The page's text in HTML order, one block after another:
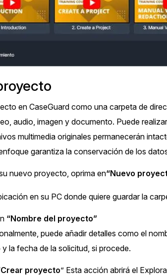
Transcripción y Traducción
cualquier audio o video de más de 50
idiomas diferentes, graba subtítulos y más
en CaseGuard como una carpeta de
audio, imagen y documento. Puede
multimedia originales permanecerán
garantiza la conservación de los
nuevo proyecto, oprima en“Nuevo
en su PC donde quiere guardar la
“Nombre del proyecto”
puede añadir detalles como el
la fecha de la solicitud, si procede.
Crear proyecto” Esta acción abrirá el